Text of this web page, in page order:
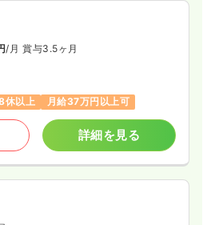
/月 賞与3.5ヶ月
休以上 月給37万円以上可
詳細を見る